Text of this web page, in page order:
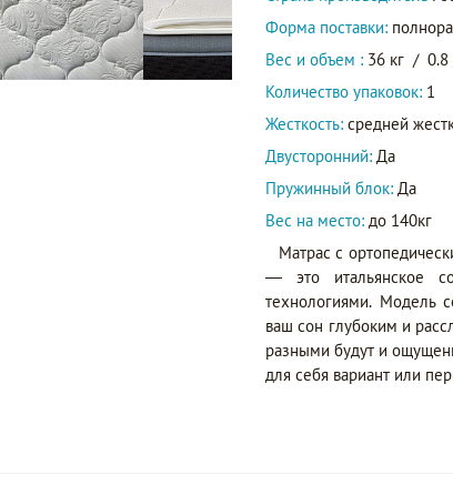
Форма поставки:
Вес и объем : 36 кг /
Количество упаковок: 1
Жесткость: средней
Двусторонний: Да
Пружинный блок: Да
Вес на место: до 140кг
Матрас с
— это итальянское
технологиями. Модель
ваш сон глубоким и
разными будут и
для себя вариант или